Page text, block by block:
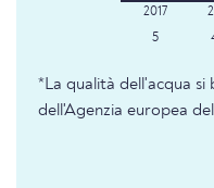
5
*La qualità dell'acqua si
dell'Agenzia europea